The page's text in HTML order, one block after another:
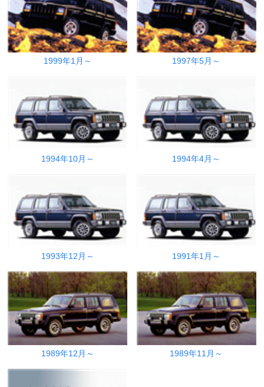
1999年1月～ 1997年5月～
1994年10月～ 1994年4月～
1993年12月～ 1991年1月～
1989年12月～ 1989年11月～